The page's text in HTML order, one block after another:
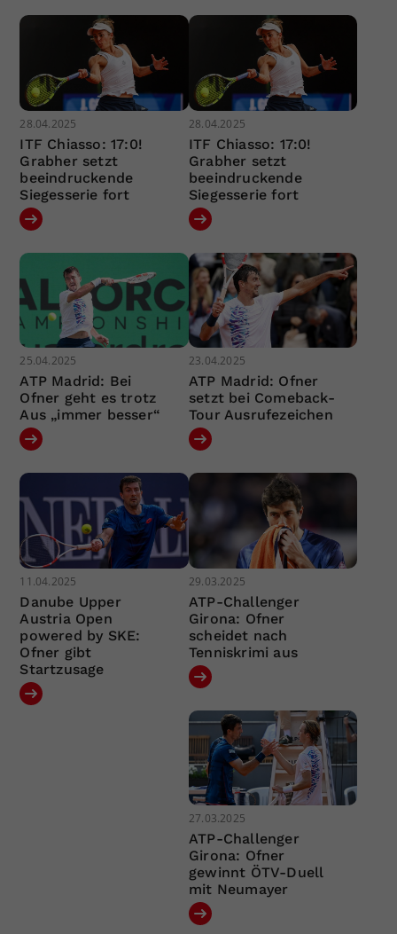
28.04.2025
ITF Chiasso: 17:0!
Grabher setzt
beeindruckende
Siegesserie fort
28.04.2025
ITF Chiasso: 17:0!
Grabher setzt
beeindruckende
Siegesserie fort
25.04.2025
ATP Madrid: Bei
Ofner geht es trotz
Aus „immer besser“
23.04.2025
ATP Madrid: Ofner
setzt bei Comeback-
Tour Ausrufezeichen
11.04.2025
Danube Upper
Austria Open
powered by SKE:
Ofner gibt
Startzusage
29.03.2025
ATP-Challenger
Girona: Ofner
scheidet nach
Tenniskrimi aus
27.03.2025
ATP-Challenger
Girona: Ofner
gewinnt ÖTV-Duell
mit Neumayer